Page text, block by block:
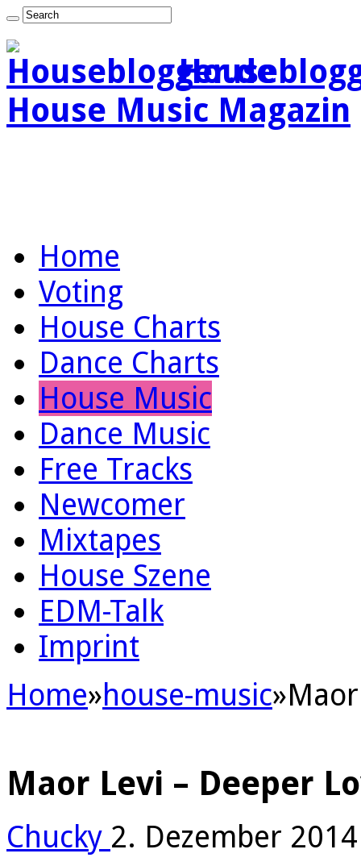
House Music Magazin
Home
Voting
House Charts
Dance Charts
House Music
Dance Music
Free Tracks
Newcomer
Mixtapes
House Szene
EDM-Talk
Imprint
Home»house-music»
Maor Levi – Deeper
Chucky 2. Dezember 2014